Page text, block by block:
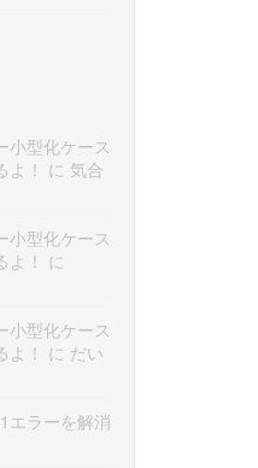
小型化ケース
！ に 気合
小型化ケース
！ に
小型化ケース
！ に だい
エラーを解消